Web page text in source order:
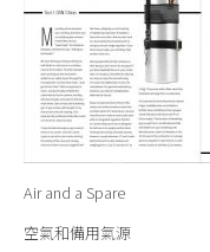
Air and a Spare
空氣和備用氣源